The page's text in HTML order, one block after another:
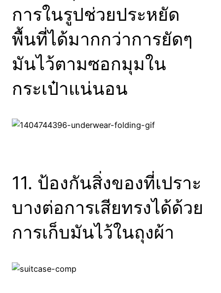
การในรูปช่วยประหยัด
พื้นที่ได้มากกว่าการยัดๆ
มันไว้ตามซอกมุมใน
กระเป๋าแน่นอน
11. ป้องกันสิ่งของที่เปราะ
บางต่อการเสียทรงได้ด้วย
การเก็บมันไว้ในถุงผ้า